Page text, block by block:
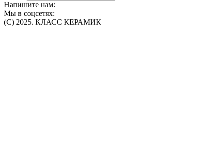
Напишите нам:
Мы в соцсетях:
(C) 2025. КЛАСС КЕРАМИК